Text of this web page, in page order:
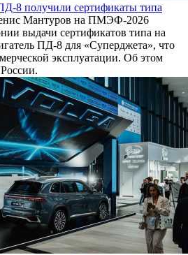
8 получили сертификаты типа
Мантуров на ПМЭФ-2026
выдачи сертификатов типа на
ПД-8 для «Суперджета», что
эксплуатации. Об этом